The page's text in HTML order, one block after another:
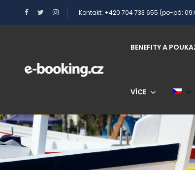
Kontakt: +420 704 733 655 (po-pá:
BENEFITY A
VÍCE